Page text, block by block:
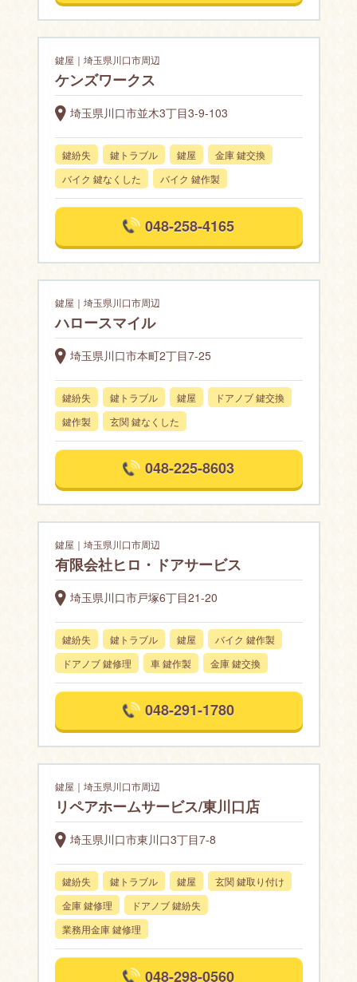
鍵屋｜埼玉県川口市周辺
ケンズワークス
埼玉県川口市並木3丁目3-9-103
鍵紛失 鍵トラブル 鍵屋
金庫 鍵交換
バイク 鍵なくした
バイク 鍵作製
048-258-4165
鍵屋｜埼玉県川口市周辺
ハロースマイル
埼玉県川口市本町2丁目7-25
鍵紛失 鍵トラブル 鍵屋
ドアノブ 鍵交換
鍵作製
玄関 鍵なくした
048-225-8603
鍵屋｜埼玉県川口市周辺
有限会社ヒロ・ドアサービス
埼玉県川口市戸塚6丁目21-20
鍵紛失 鍵トラブル 鍵屋
バイク 鍵作製
ドアノブ 鍵修理
車 鍵作製 金庫 鍵交換
048-291-1780
鍵屋｜埼玉県川口市周辺
リペアホームサービス/東川口店
埼玉県川口市東川口3丁目7-8
鍵紛失 鍵トラブル 鍵屋
玄関 鍵取り付け
金庫 鍵修理
ドアノブ 鍵紛失
業務用金庫 鍵修理
048-298-0560